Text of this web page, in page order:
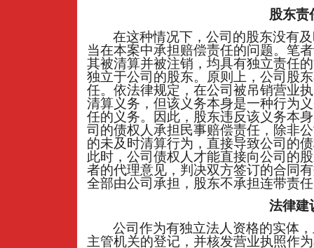
股东责
在这种情况下，公司的股东没有
当在本案中承担赔偿责任的问题。笔
其被清算并被注销，均具有独立责任
独立于公司的股东。原则上，公司股
任。依法律规定，在公司被吊销营业
清算义务，但该义务本身是一种行为
任的义务。因此，股东违反该义务本
司的债权人承担民事赔偿责任，除非
的未及时清算行为，直接导致公司的
此时，公司债权人才能直接向公司的
者的代理意见，判决双方签订的合同
全部由公司承担，股东不承担连带责
法律建
公司作为有独立法人资格的实体
主管机关的登记，并核发营业执照作